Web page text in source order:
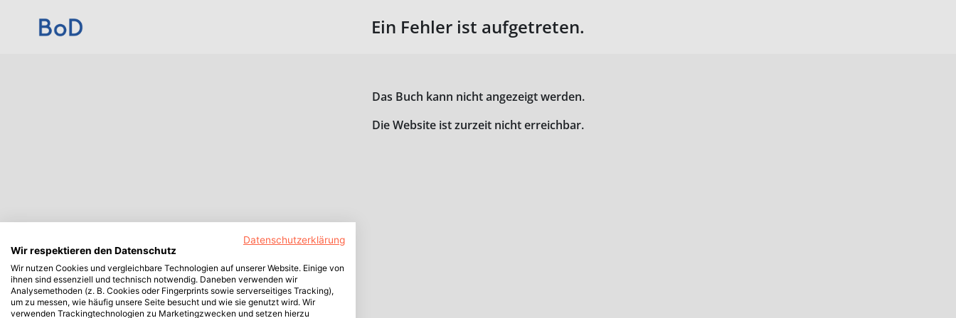
Ein Fehler ist aufgetreten.
Das Buch kann nicht angezeigt werden.
Die Website ist zurzeit nicht erreichbar.
Datenschutzerklärung
Wir respektieren den Datenschutz
Wir nutzen Cookies und vergleichbare Technologien auf unserer Website. Einige von
ihnen sind essenziell und technisch notwendig. Daneben verwenden wir
Analysemethoden (z. B. Cookies oder Fingerprints sowie serverseitiges Tracking),
um zu messen, wie häufig unsere Seite besucht und wie sie genutzt wird. Wir
verwenden Trackingtechnologien zu Marketingzwecken und setzen hierzu